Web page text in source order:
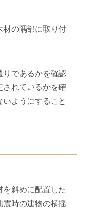
材の隅部に取り付
りであるかを確認
されているかを確
ようにすること
を斜めに配置した
震時の建物の横揺